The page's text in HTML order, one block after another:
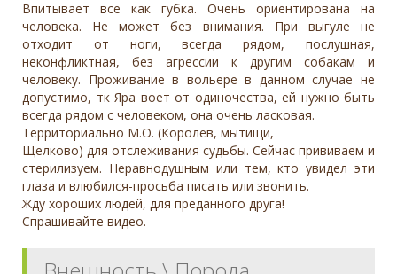
Впитывает все как губка. Очень ориентирована на
человека. Не может без внимания. При выгуле не
отходит от ноги, всегда рядом, послушная,
неконфликтная, без агрессии к другим собакам и
человеку. Проживание в вольере в данном случае не
допустимо, тк Яра воет от одиночества, ей нужно быть
всегда рядом с человеком, она очень ласковая.
Территориально М.О. (Королёв, мытищи,
Щелково) для отслеживания судьбы. Сейчас прививаем и
стерилизуем. Неравнодушным или тем, кто увидел эти
глаза и влюбился-просьба писать или звонить.
Жду хороших людей, для преданного друга!
Спрашивайте видео.